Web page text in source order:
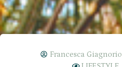
Francesca Giagnorio